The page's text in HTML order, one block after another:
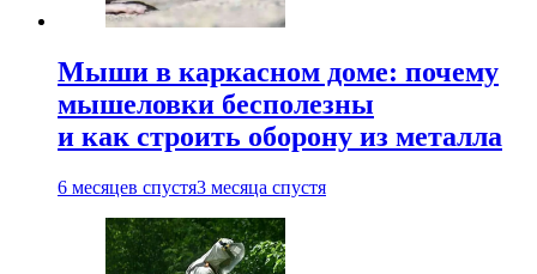
Мыши в каркасном доме: почему
мышеловки бесполезны
и как строить оборону из металла
6 месяцев спустя3 месяца спустя